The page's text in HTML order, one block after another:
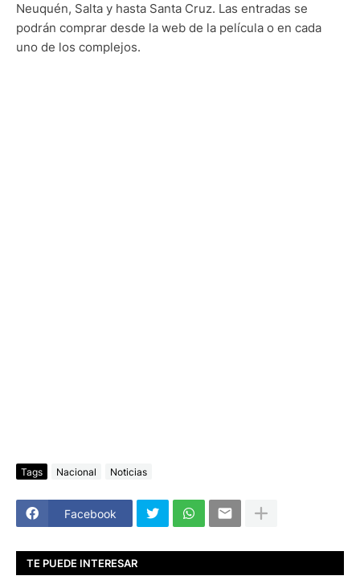
Neuquén, Salta y hasta Santa Cruz. Las entradas se
podrán comprar desde la web de la película o en cada
uno de los complejos.
Tags Nacional Noticias
Facebook
TE PUEDE INTERESAR